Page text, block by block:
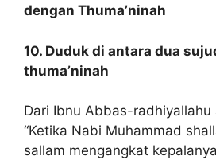
dengan Thuma’ninah
10. Duduk di antara dua
thuma’ninah
Dari Ibnu Abbas-
“Ketika Nabi Muhammad
sallam mengangkat